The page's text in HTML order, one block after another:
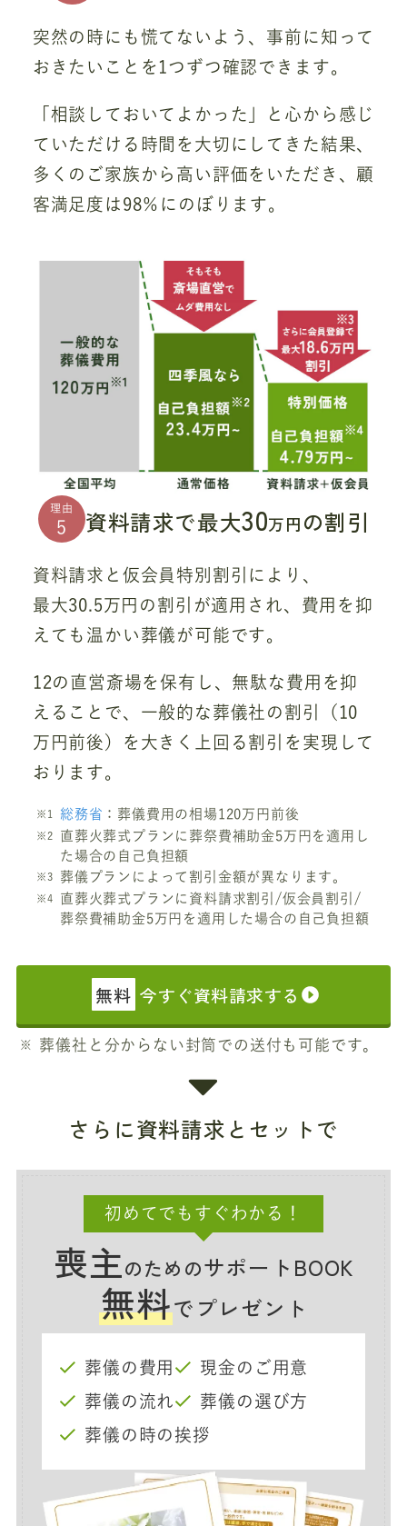
突然の時にも慌てないよう、事前に知って
おきたいことを1つずつ確認できます。
「相談しておいてよかった」と心から感じ
ていただける時間を大切にしてきた結果、
多くのご家族から高い評価をいただき、顧
客満足度は98％にのぼります。
理由
5 資料請求で最大30万円 の割引
資料請求と仮会員特別割引により、
最大30.5万円の割引が適用され、費用を抑
えても温かい葬儀が可能です。
12の直営斎場を保有し、無駄な費用を抑
えることで、一般的な葬儀社の割引（10
万円前後）を大きく上回る割引を実現して
おります。
総務省 ：葬儀費用の相場120万円前後
直葬火葬式プランに葬祭費補助金5万円を適用し
た場合の自己負担額
葬儀プランによって割引金額が異なります。
直葬火葬式プランに資料請求割引/仮会員割引/
葬祭費補助金5万円を適用した場合の自己負担額
無料 今すぐ資料請求する
葬儀社と分からない封筒での送付も可能です。
さらに資料請求とセットで
初めてでもすぐわかる！
喪主のためのサポートBOOK
無料でプレゼント
葬儀の費用
現金のご用意
葬儀の流れ
葬儀の選び方
葬儀の時の挨拶